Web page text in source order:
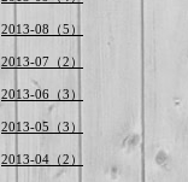
2013-08（5）
2013-07（2）
2013-06（3）
2013-05（3）
2013-04（2）